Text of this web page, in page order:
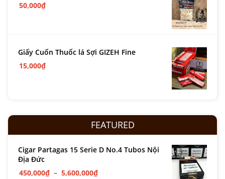
50,000₫
Giấy Cuốn Thuốc lá Sợi GIZEH Fine
15,000₫
FEATURED
Cigar Partagas 15 Serie D No.4 Tubos Nội
Địa Đức
450,000₫ – 5,600,000₫